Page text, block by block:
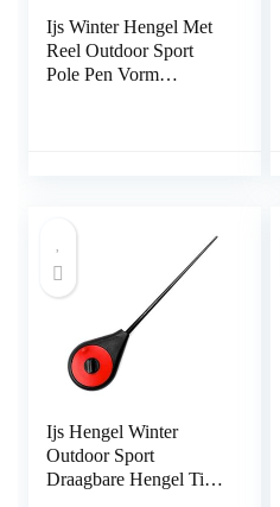
Ijs Winter Hengel Met
Reel Outdoor Sport
Pole Pen Vorm
Ijs Hengel Winter
Outdoor Sport
Draagbare Hengel Tip